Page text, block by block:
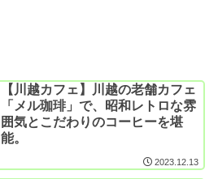
【川越カフェ】川越の老舗カフェ
「メル珈琲」で、昭和レトロな雰
囲気とこだわりのコーヒーを堪
能。
2023.12.13